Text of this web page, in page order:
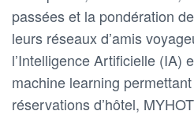
passées et la pondération
leurs réseaux d’amis
l’Intelligence Artificielle (IA)
machine learning
réservations d’hôtel,